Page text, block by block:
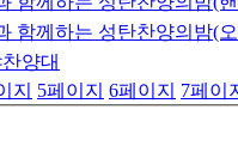
함께하는 성탄찬양의밤(
양대
지 5페이지 6페이지 7페이